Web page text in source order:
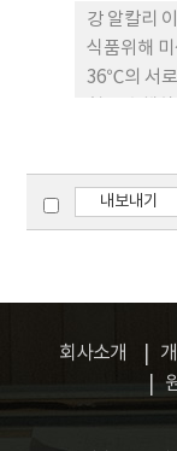
력을 나타
대한 항균
해 백련초
면역 증진
고, 그 응
강 알칼리
식품위해
36℃의 서로
응 조건 하
수나 표준
나타내었다
능력을 나
coli
세척효과를
100X 원액
액과 유사
내보내기
회사소개